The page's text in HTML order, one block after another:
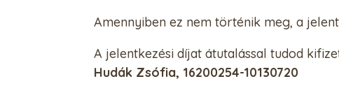
Amennyiben ez nem történik meg, a
A jelentkezési díjat átutalással tudod
Hudák Zsófia, 16200254-10130720